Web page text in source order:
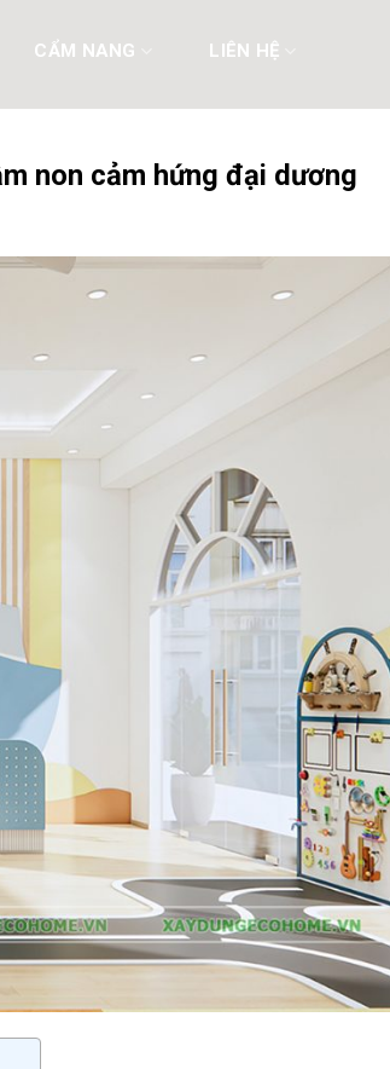
CẨM NANG LIÊN HỆ
non cảm hứng đại dương